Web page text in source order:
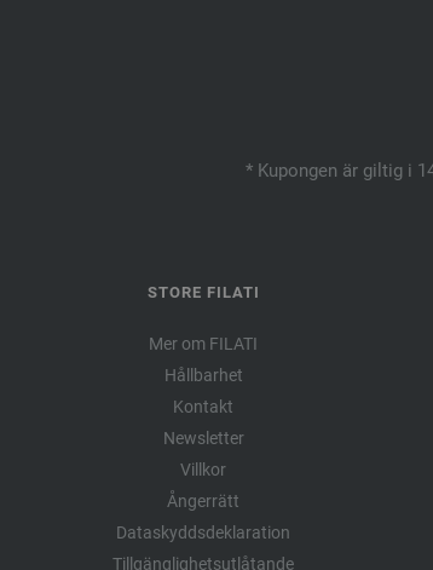
* Kupongen är giltig i
STORE FILATI
Mer om FILATI
Hållbarhet
Kontakt
Newsletter
Villkor
Ångerrätt
Dataskyddsdeklaration
Tillgänglighetsutlåtande